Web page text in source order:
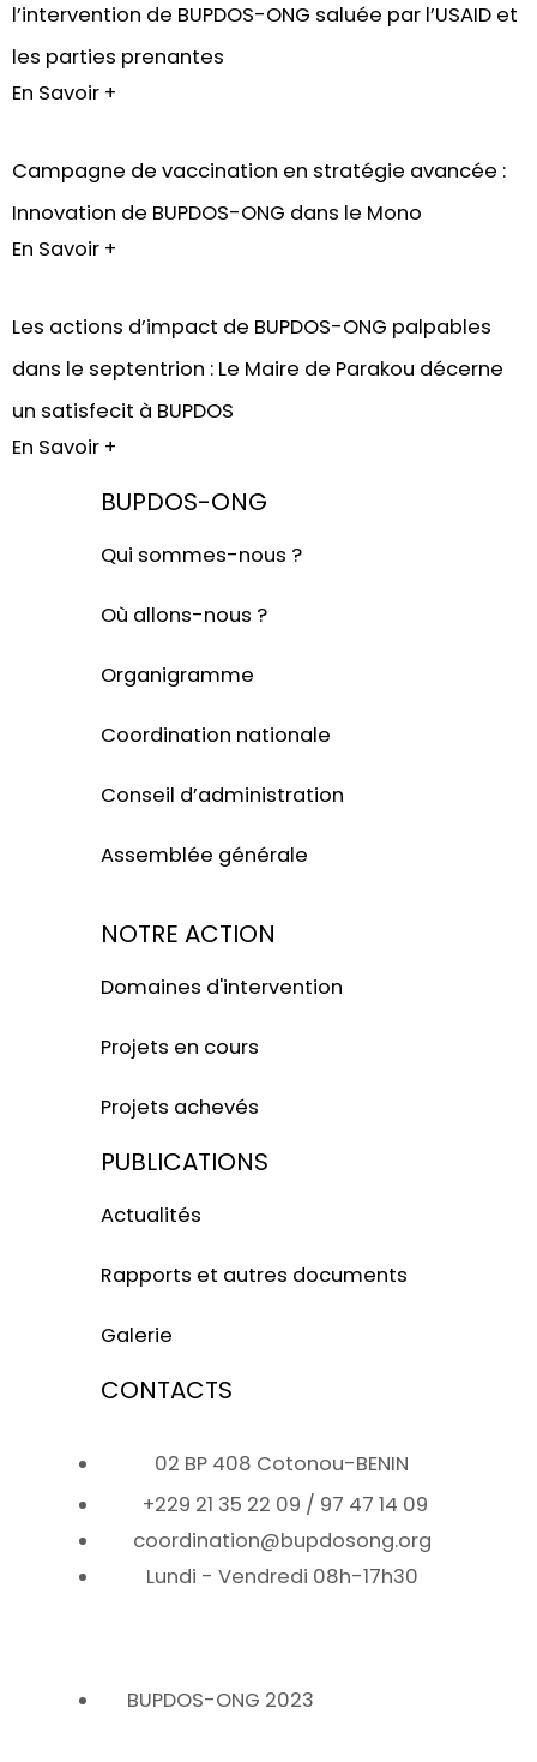
l’intervention de BUPDOS-ONG saluée par l’USAID et
les parties prenantes
En Savoir +
Campagne de vaccination en stratégie avancée :
Innovation de BUPDOS-ONG dans le Mono
En Savoir +
Les actions d’impact de BUPDOS-ONG palpables
dans le septentrion : Le Maire de Parakou décerne
un satisfecit à BUPDOS
En Savoir +
BUPDOS-ONG
Qui sommes-nous ?
Où allons-nous ?
Organigramme
Coordination nationale
Conseil d’administration
Assemblée générale
NOTRE ACTION
Domaines d'intervention
Projets en cours
Projets achevés
PUBLICATIONS
Actualités
Rapports et autres documents
Galerie
CONTACTS
02 BP 408 Cotonou-BENIN
+229 21 35 22 09 / 97 47 14 09
coordination@bupdosong.org
Lundi - Vendredi 08h-17h30
BUPDOS-ONG 2023